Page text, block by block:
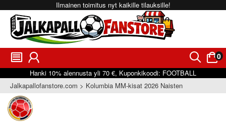
Ilmainen toimitus nyt kaikille tilauksille!
󰂩 󰃳 󰂨 0
󰃠
Hanki 10% alennusta yli 70 €, Kuponkikoodi: FOOTBALL
Jalkapallofanstore.com
Kolumbia MM-kisat 2026 Naisten